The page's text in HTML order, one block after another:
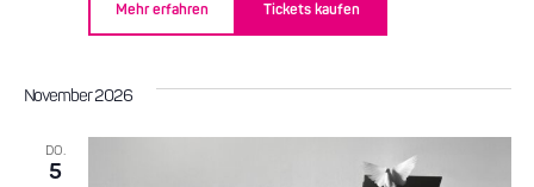
Mehr erfahren Tickets kaufen
November 2026
DO.
5